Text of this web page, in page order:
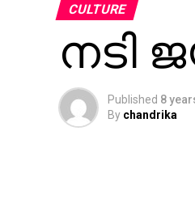
CULTURE
നടി
Published 8
By chandrika